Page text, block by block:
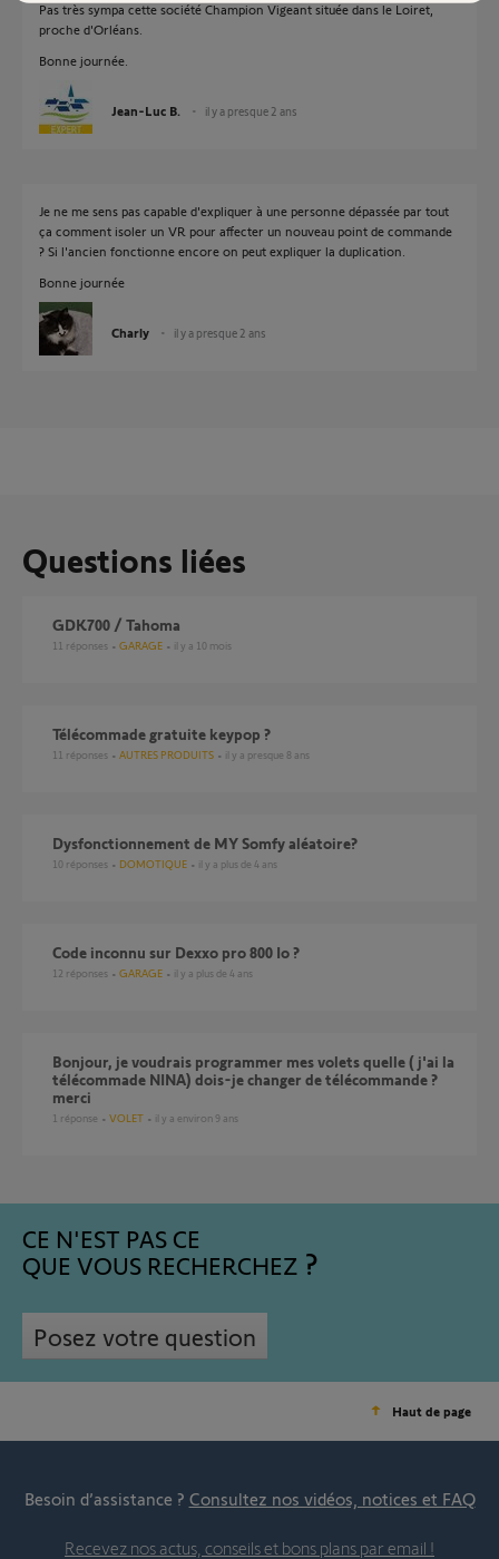
Pas très sympa cette société Champion Vigeant située dans le Loiret,
proche d'Orléans.
Bonne journée.
Jean-Luc B. il y a presque 2 ans
Je ne me sens pas capable d'expliquer à une personne dépassée par tout
ça comment isoler un VR pour affecter un nouveau point de commande
? Si l'ancien fonctionne encore on peut expliquer la duplication.
Bonne journée
Charly il y a presque 2 ans
Questions liées
GDK700 / Tahoma
11 réponses GARAGE il y a 10 mois
télécommade gratuite keypop ?
11 réponses AUTRES PRODUITS il y a presque 8 ans
dysfonctionnement de MY Somfy aléatoire?
10 réponses DOMOTIQUE il y a plus de 4 ans
Code inconnu sur Dexxo pro 800 Io ?
12 réponses GARAGE il y a plus de 4 ans
bonjour, je voudrais programmer mes volets quelle ( j'ai la
télécommade NINA) dois-je changer de télécommande ?
merci
1 réponse VOLET il y a environ 9 ans
CE N'EST PAS CE
QUE VOUS RECHERCHEZ
Posez votre question
Haut de page
Besoin d’assistance ? Consultez nos vidéos, notices et FAQ
Recevez nos actus, conseils et bons plans par email !